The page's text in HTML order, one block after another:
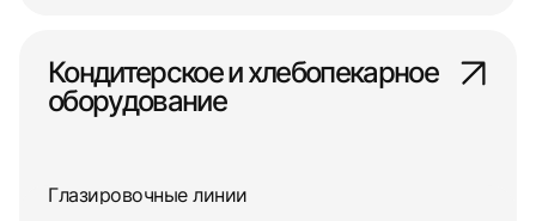
Кондитерское и хлебопекарное
оборудование
Глазировочные линии